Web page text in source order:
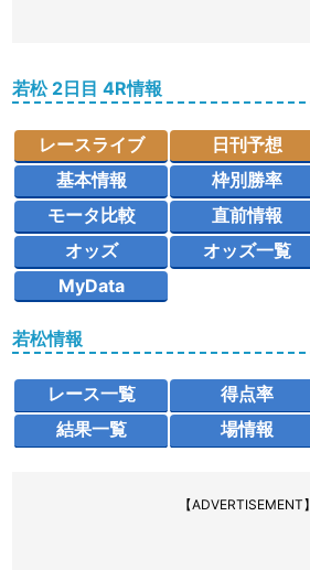
若松 2日目 4R情報
レースライブ 日刊予想
基本情報
枠別勝率
モータ比較
直前情報
オッズ
オッズ一覧
MyData
若松情報
レース一覧 得点率
結果一覧
場情報
【ADVERTISEMENT】